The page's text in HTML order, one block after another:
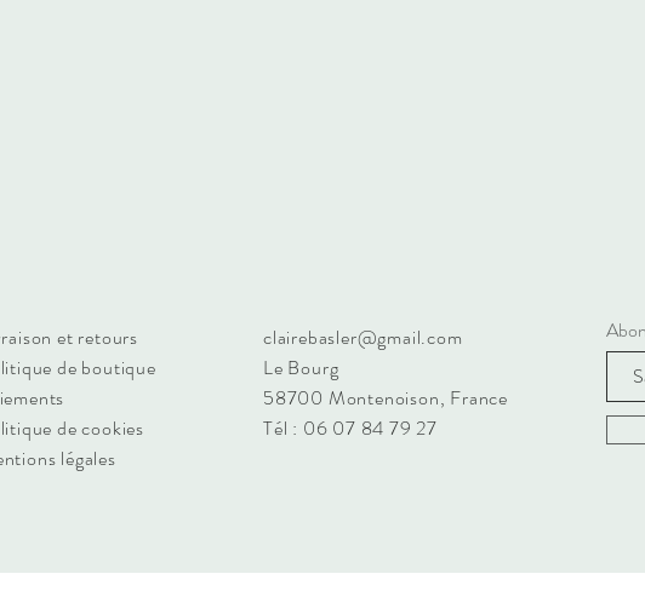
et retours
de boutique
de cookies
légales
clairebasler@gmail.com
Le Bourg
58700 Montenoison, France
Tél : 06 07 84 79 27